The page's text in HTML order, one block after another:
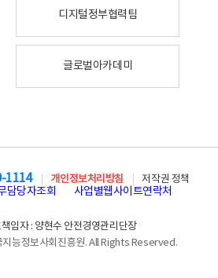
디지털정부협력팀
글로벌아카데미
1114 개인정보처리방침
저작권 정책
담당자조회 사업별웹사이트연락처
임자 : 양현수 안전경영관리단장
능정보사회진흥원. All Rights Reserved.